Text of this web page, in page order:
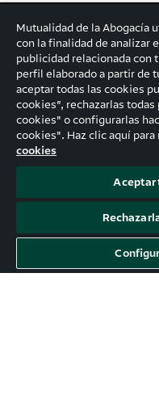
Deducción por
de energía
Deduce un 40%
euros de las obras
antes indicado,
reducción del 30%
primaria no
energética de la
energética A o B.
como aislamiento
techos, o la
calefacción o frío
Mutualidad de la Abogacía
con la finalidad de analizar
publicidad relacionada con
perfil elaborado a partir de
aceptar todas las cookies
cookies”, rechazarlas
cookies" o configurarlas
cookies". Haz clic aquí
cookies
Aceptar